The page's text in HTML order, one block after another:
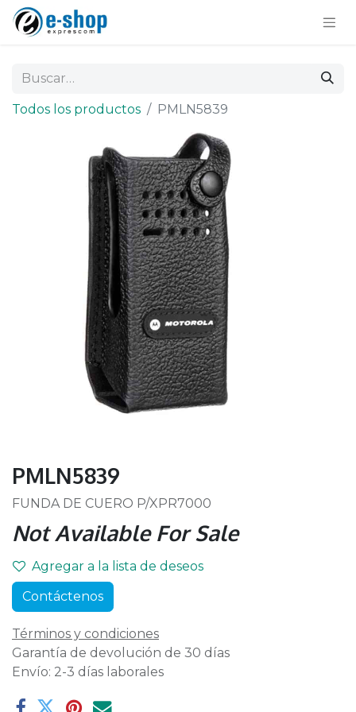
Todos los productos PMLN5839
PMLN5839
FUNDA DE CUERO P/XPR7000
Not Available For Sale
Agregar a la lista de deseos
Contáctenos
Términos y condiciones
Garantía de devolución de 30 días
Envío: 2-3 días laborales